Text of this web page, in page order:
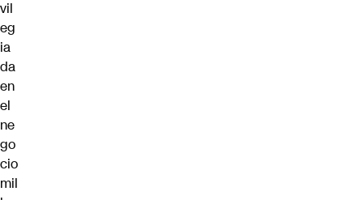
vil
eg
ia
da
en
el
ne
go
cio
mil